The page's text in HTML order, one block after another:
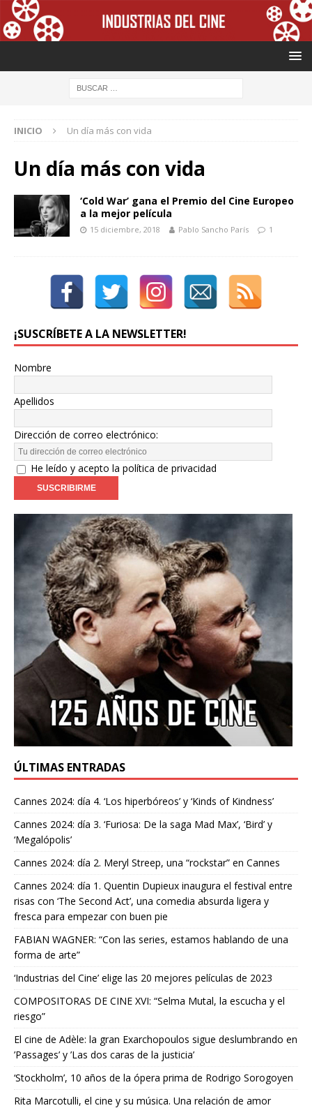
INICIO Un día más con vida
Un día más con vida
‘Cold War’ gana el Premio del Cine Europeo
a la mejor película
15 diciembre, 2018 Pablo Sancho París 1
¡SUSCRÍBETE A LA NEWSLETTER!
Nombre
Apellidos
Dirección de correo electrónico:
He leído y acepto la política de privacidad
ÚLTIMAS ENTRADAS
Cannes 2024: día 4. ‘Los hiperbóreos’ y ‘Kinds of Kindness’
Cannes 2024: día 3. ‘Furiosa: De la saga Mad Max’, ‘Bird’ y
‘Megalópolis’
Cannes 2024: día 2. Meryl Streep, una “rockstar” en Cannes
Cannes 2024: día 1. Quentin Dupieux inaugura el festival entre
risas con ‘The Second Act’, una comedia absurda ligera y
fresca para empezar con buen pie
FABIAN WAGNER: “Con las series, estamos hablando de una
forma de arte”
‘Industrias del Cine’ elige las 20 mejores películas de 2023
COMPOSITORAS DE CINE XVI: “Selma Mutal, la escucha y el
riesgo”
El cine de Adèle: la gran Exarchopoulos sigue deslumbrando en
’Passages’ y ’Las dos caras de la justicia’
‘Stockholm’, 10 años de la ópera prima de Rodrigo Sorogoyen
Rita Marcotulli, el cine y su música. Una relación de amor